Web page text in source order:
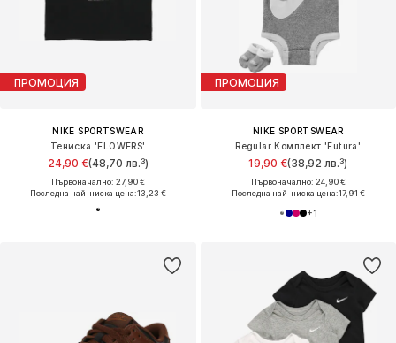
ПРОМОЦИЯ
NIKE SPORTSWEAR
Тениска 'FLOWERS'
24,90 €(48,70 лв.³)
Първоначално: 27,90 €
Последна най-ниска цена:13,23 €
ПРОМОЦИЯ
NIKE SPORTSWEAR
Regular Комплект 'Futura'
19,90 €(38,92 лв.³)
Първоначално: 24,90 €
Последна най-ниска цена:17,91 €
+1